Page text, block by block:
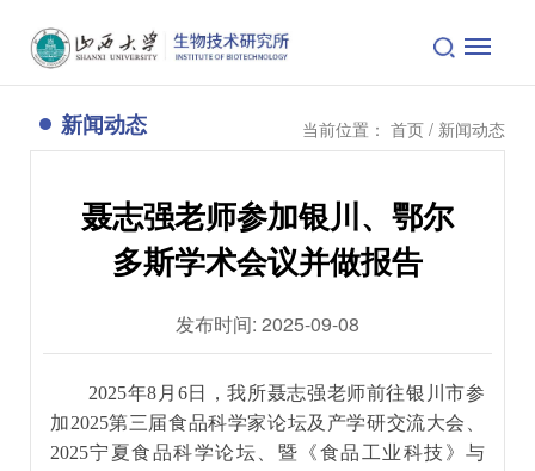
新闻动态 当前位置： 首页 / 新闻动态
聂志强老师参加银川、鄂尔
多斯学术会议并做报告
发布时间: 2025-09-08
2025年8月6日，我所聂志强老师前往银川市参
加2025第三届食品科学家论坛及产学研交流大会、
2025宁夏食品科学论坛、暨《食品工业科技》与